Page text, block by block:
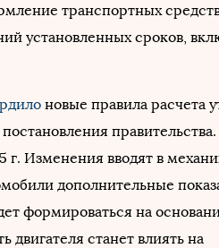
транспортных
установленных сроков,
новые правила расчета
г. Изменения вводят в
дополнительные
формироваться на
двигателя станет влиять на